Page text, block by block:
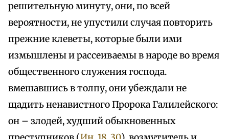
решительную минуту, они, по всей
вероятности, не упустили случая повторить
прежние клеветы, которые были ими
измышлены и рассеиваемы в народе во время
общественного служения господа.
вмешавшись в толпу, они убеждали не
щадить ненавистного Пророка Галилейского:
он – злодей, худший обыкновенных